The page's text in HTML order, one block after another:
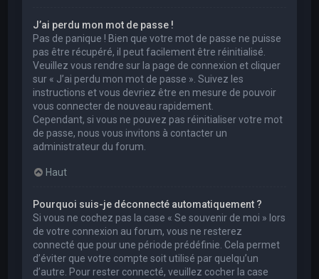
J’ai perdu mon mot de passe !
Pas de panique ! Bien que votre mot de passe ne puisse
pas être récupéré, il peut facilement être réinitialisé.
Veuillez vous rendre sur la page de connexion et cliquer
sur « J’ai perdu mon mot de passe ». Suivez les
instructions et vous devriez être en mesure de pouvoir
vous connecter de nouveau rapidement.
Cependant, si vous ne pouvez pas réinitialiser votre mot
de passe, nous vous invitons à contacter un
administrateur du forum.
Haut
Pourquoi suis-je déconnecté automatiquement ?
Si vous ne cochez pas la case « Se souvenir de moi » lors
de votre connexion au forum, vous ne resterez
connecté que pour une période prédéfinie. Cela permet
d’éviter que votre compte soit utilisé par quelqu’un
d’autre. Pour rester connecté, veuillez cocher la case